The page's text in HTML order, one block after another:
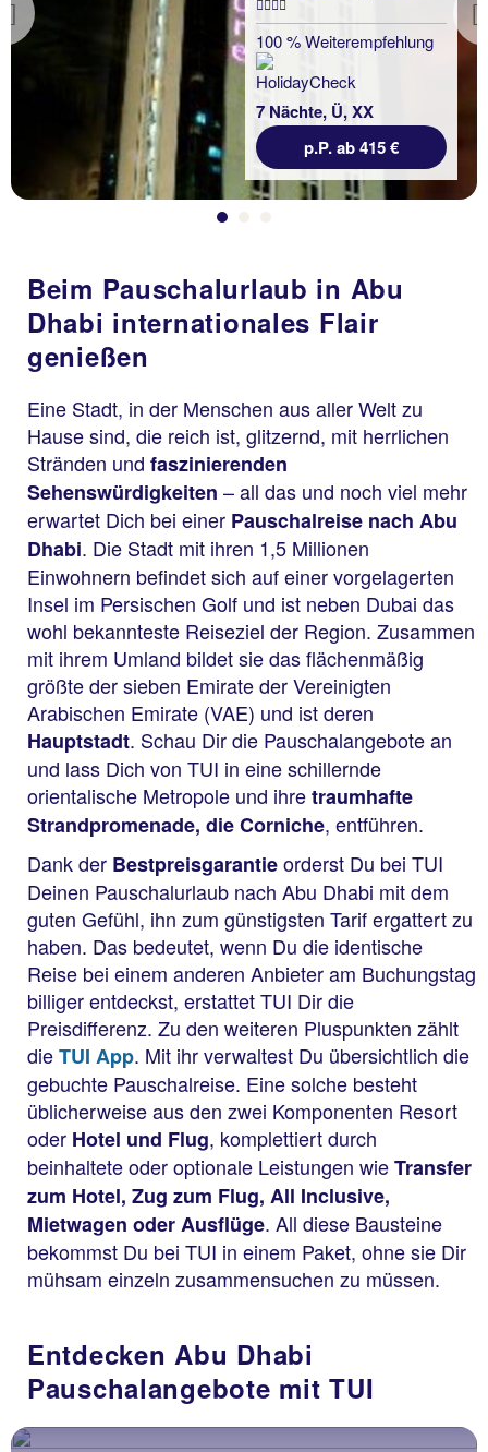
Previous 100 % Weiterempfehlung
7 Nächte, Ü, XX
p.P. ab 415 €
Beim Pauschalurlaub in Abu
Dhabi internationales Flair
genießen
Eine Stadt, in der Menschen aus aller Welt zu
Hause sind, die reich ist, glitzernd, mit herrlichen
Stränden und faszinierenden
Sehenswürdigkeiten – all das und noch viel mehr
erwartet Dich bei einer Pauschalreise nach Abu
Dhabi. Die Stadt mit ihren 1,5 Millionen
Einwohnern befindet sich auf einer vorgelagerten
Insel im Persischen Golf und ist neben Dubai das
wohl bekannteste Reiseziel der Region. Zusammen
mit ihrem Umland bildet sie das flächenmäßig
größte der sieben Emirate der Vereinigten
Arabischen Emirate (VAE) und ist deren
Hauptstadt. Schau Dir die Pauschalangebote an
und lass Dich von TUI in eine schillernde
orientalische Metropole und ihretraumhafte
Strandpromenade, die Corniche, entführen.
Dank der Bestpreisgarantieorderst Du bei TUI
Deinen Pauschalurlaub nach Abu Dhabi mit dem
guten Gefühl, ihn zum günstigsten Tarif ergattert zu
haben. Das bedeutet, wenn Du die identische
Reise bei einem anderen Anbieter am Buchungstag
billiger entdeckst, erstattet TUI Dir die
Preisdifferenz. Zu den weiteren Pluspunkten zählt
dieTUI App. Mit ihr verwaltest Du übersichtlich die
gebuchte Pauschalreise. Eine solche besteht
üblicherweise aus den zwei Komponenten Resort
oder Hotel und Flug, komplettiert durch
beinhaltete oder optionale Leistungen wieTransfer
zum Hotel, Zug zum Flug, All Inclusive,
Mietwagen oder Ausflüge. All diese Bausteine
bekommst Du bei TUI in einem Paket, ohne sie Dir
mühsam einzeln zusammensuchen zu müssen.
Entdecken Abu Dhabi
Pauschalangebote mit TUI